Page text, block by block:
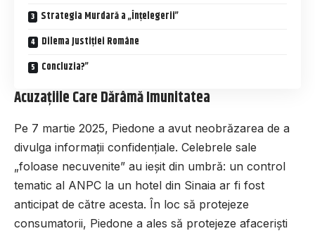
Strategia Murdară a „Înțelegerii”
Dilema Justiției Române
Concluzia?”
Acuzațiile Care Dărâmă Imunitatea
Pe 7 martie 2025, Piedone a avut neobrăzarea de a
divulga informații confidențiale. Celebrele sale
„foloase necuvenite” au ieșit din umbră: un control
tematic al ANPC la un hotel din Sinaia ar fi fost
anticipat de către acesta. În loc să protejeze
consumatorii, Piedone a ales să protejeze afaceriști